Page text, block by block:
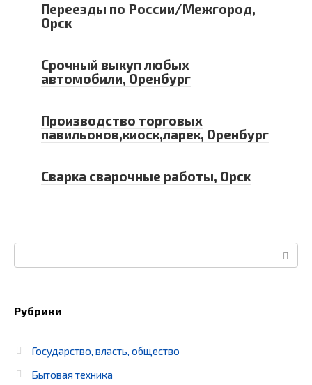
Переезды по России/Межгород,
Орск
Срочный выкуп любых
автомобили, Оренбург
Производство торговых
павильонов,киоск,ларек, Оренбург
Сварка сварочные работы, Орск
Рубрики
Государство, власть, общество
Бытовая техника